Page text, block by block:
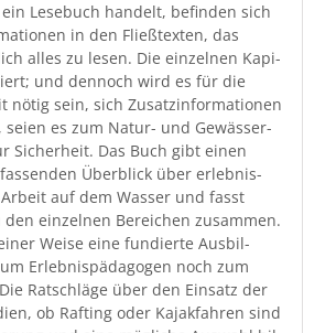
Lese­buch han­delt, befind­en sich
in den Fließ­tex­ten, das
alles zu lesen. Die einzel­nen Kapi­
und den­noch wird es für die
nötig sein, sich Zusatz­in­for­ma­tio­nen
seien es zum Natur- und Gewässer­
Sicher­heit. Das Buch gibt einen
Überblick über erleb­nis­
auf dem Wass­er und fasst
den einzel­nen Bere­ichen zusam­men.
Weise eine fundierte Aus­bil­
Erleb­nis­päd­a­gogen noch zum
Ratschläge über den Ein­satz der
ob Raft­ing oder Kajak­fahren sind